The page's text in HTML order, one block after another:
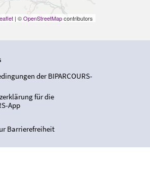
| ©OpenStreetMapcontributors
der BIPARCOURS-
für die
App
Barrierefreiheit